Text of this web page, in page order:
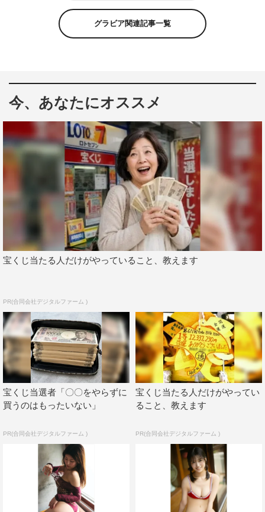
グラビア関連記事一覧
今、あなたにオススメ
宝くじ当たる人だけがやっていること、教えます
PR(合同会社デジタルファーム )
宝くじ当選者「〇〇をやらずに
買うのはもったいない」
PR(合同会社デジタルファーム )
宝くじ当たる人だけがやってい
ること、教えます
PR(合同会社デジタルファーム )